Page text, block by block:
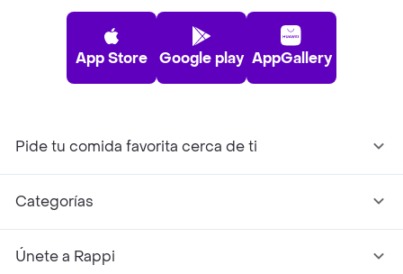
App Store Google play AppGallery
Pide tu comida favorita cerca de ti
Categorías
Únete a Rappi